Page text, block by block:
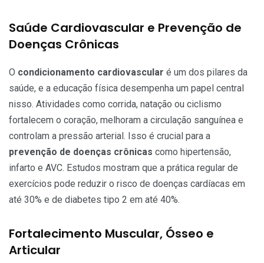
Saúde Cardiovascular e Prevenção de
Doenças Crônicas
O condicionamento cardiovascular é um dos pilares da
saúde, e a educação física desempenha um papel central
nisso. Atividades como corrida, natação ou ciclismo
fortalecem o coração, melhoram a circulação sanguínea e
controlam a pressão arterial. Isso é crucial para a
prevenção de doenças crônicas como hipertensão,
infarto e AVC. Estudos mostram que a prática regular de
exercícios pode reduzir o risco de doenças cardíacas em
até 30% e de diabetes tipo 2 em até 40%.
Fortalecimento Muscular, Ósseo e
Articular